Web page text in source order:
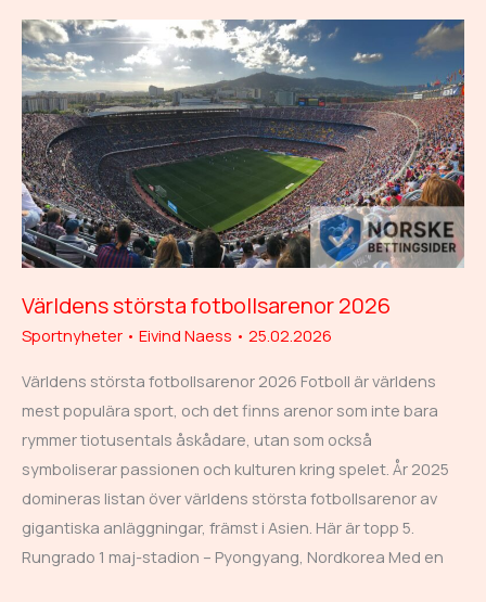
Världens största fotbollsarenor 2026
Sportnyheter • Eivind Naess • 25.02.2026
Världens största fotbollsarenor 2026 Fotboll är världens
mest populära sport, och det finns arenor som inte bara
rymmer tiotusentals åskådare, utan som också
symboliserar passionen och kulturen kring spelet. År 2025
domineras listan över världens största fotbollsarenor av
gigantiska anläggningar, främst i Asien. Här är topp 5.
Rungrado 1 maj-stadion – Pyongyang, Nordkorea Med en